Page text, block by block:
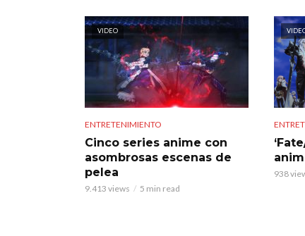
VIDEO
ENTRETENIMIENTO
Cinco series anime con
asombrosas escenas de
pelea
9.413 views 5 min read
938